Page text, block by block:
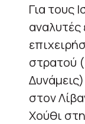
Για τους
αναλυτές
στρατού
στον
Χούθι